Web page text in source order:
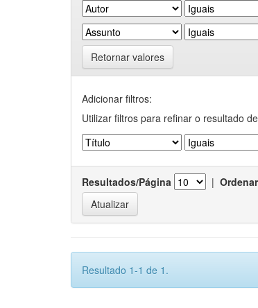
Retornar valores
Adicionar filtros:
Utilizar filtros para refinar o resultado
Resultados/Página |
Resultado 1-1 de 1.